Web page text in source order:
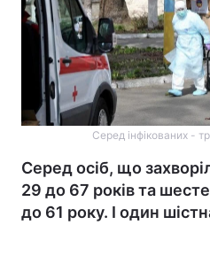
Серед інфікованих -
Серед осіб, що
29 до 67 років та
до 61 року. І один